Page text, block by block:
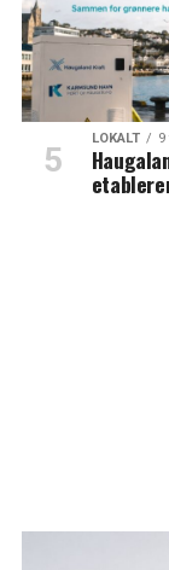
LOKALT